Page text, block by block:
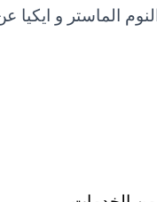
الماستر و ايكيا